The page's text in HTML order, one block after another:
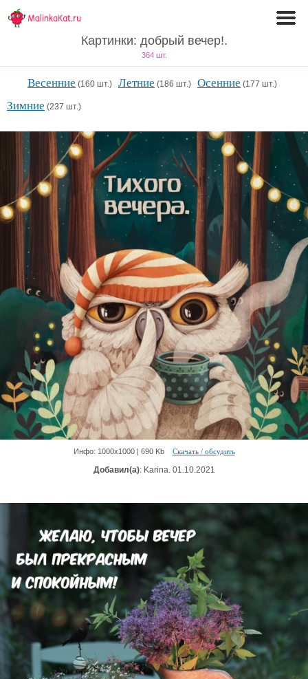
Картинки: добрый вечер!.
364 шт.
Весенние (160 шт.) Летние (186 шт.) Осенние (177 шт.)
Зимние (237 шт.)
Инфо: 1000х1000 | 690 Kb Скачать / обсудить
Добавил(а): Karina. 01.10.2021